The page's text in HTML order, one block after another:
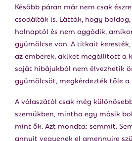
Később páran már nem csak
csodálták is. Látták, hogy
holnaptól és nem aggódik,
gyümölcse van. A titkait
az emberek, akiket megállított a
saját hibájukból nem élvezhetik
gyümölcsöt, megkérdezték tőle
A válaszától csak még
szemükben, mintha egy másik
mint ők. Azt mondta: semmit.
annyit vegyenek el amennyire